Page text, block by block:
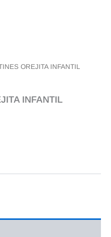
OREJITA INFANTIL
INFANTIL